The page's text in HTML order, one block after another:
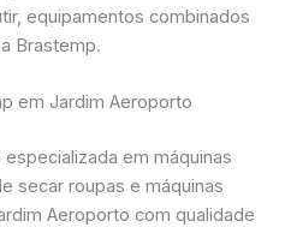
equipamentos combinados
Brastemp.
em Jardim Aeroporto
em máquinas
secar roupas e máquinas
Aeroporto com qualidade